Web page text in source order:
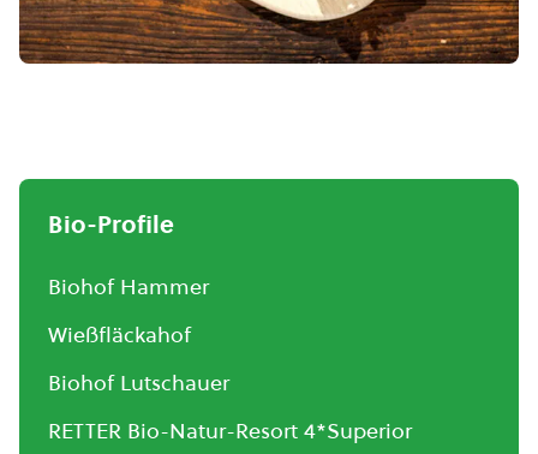
Bio-Profile
Biohof Hammer
Wießfläckahof
Biohof Lutschauer
RETTER Bio-Natur-Resort 4*Superior